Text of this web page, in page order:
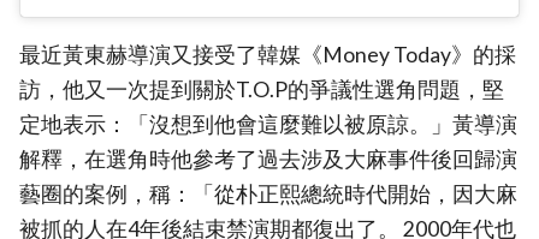
最近黃東赫導演又接受了韓媒《Money Today》的採
訪，他又一次提到關於T.O.P的爭議性選角問題，堅
定地表示：「沒想到他會這麼難以被原諒。」黃導演
解釋，在選角時他參考了過去涉及大麻事件後回歸演
藝圈的案例，稱：「從朴正熙總統時代開始，因大麻
被抓的人在4年後結束禁演期都復出了。 2000年代也